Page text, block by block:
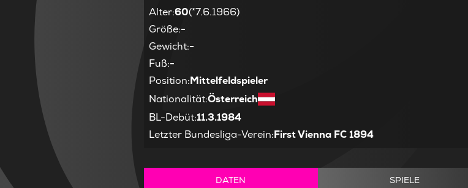
Alter:60(*7.6.1966)
Größe:-
Gewicht:-
Fuß:-
Position:Mittelfeldspieler
Nationalität:Österreich
BL-Debüt:11.3.1984
Letzter Bundesliga-Verein:First Vienna FC 1894
DATEN SPIELE